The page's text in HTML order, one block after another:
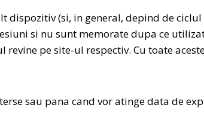
dispozitiv (si, in general, depind de
si nu sunt memorate dupa ce
pe site-ul respectiv. Cu toate
sau pana cand vor atinge data de